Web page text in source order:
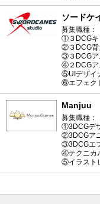
ソードケ
募集職種：
①３DCGキ
②３DCG背
③３DCGア
④２DCGア
⑤UIデザイ
⑥エフェク
Manjuu
募集職種：
①3DCGデ
②3DCGア
③3DCGエ
④テクニカ
⑤イラスト